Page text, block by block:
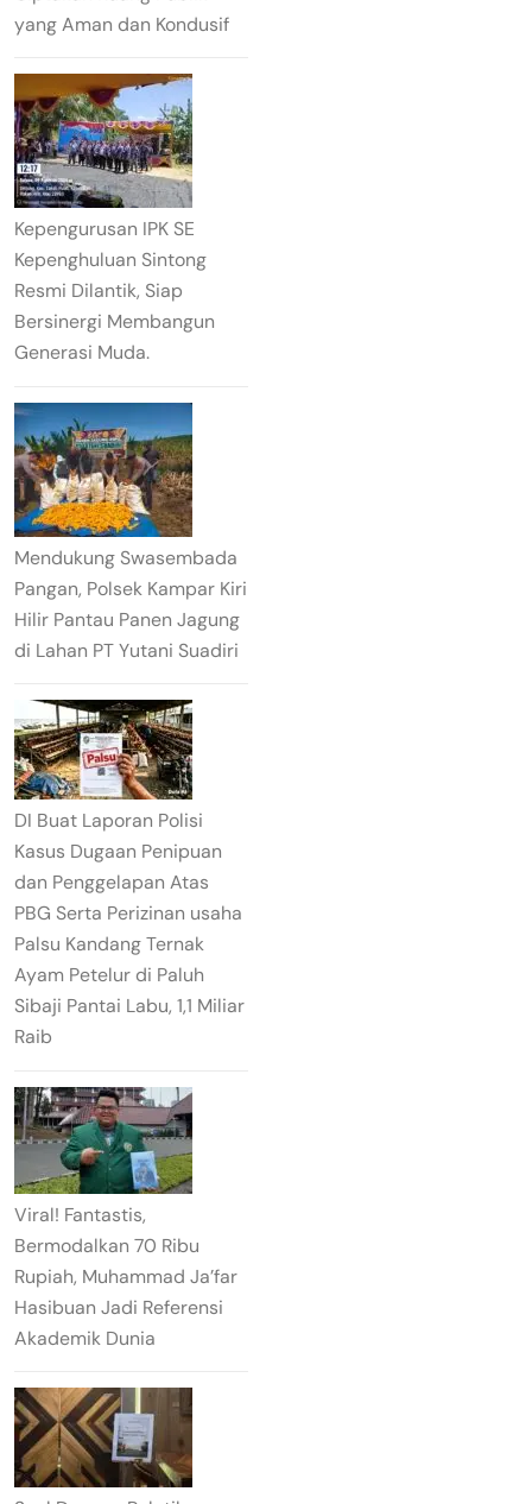
yang Aman dan Kondusif
Kepengurusan IPK SE
Kepenghuluan Sintong
Resmi Dilantik, Siap
Bersinergi Membangun
Generasi Muda.
Mendukung Swasembada
Pangan, Polsek Kampar Kiri
Hilir Pantau Panen Jagung
di Lahan PT Yutani Suadiri
DI Buat Laporan Polisi
Kasus Dugaan Penipuan
dan Penggelapan Atas
PBG Serta Perizinan usaha
Palsu Kandang Ternak
Ayam Petelur di Paluh
Sibaji Pantai Labu, 1,1 Miliar
Raib
Viral! Fantastis,
Bermodalkan 70 Ribu
Rupiah, Muhammad Ja’far
Hasibuan Jadi Referensi
Akademik Dunia